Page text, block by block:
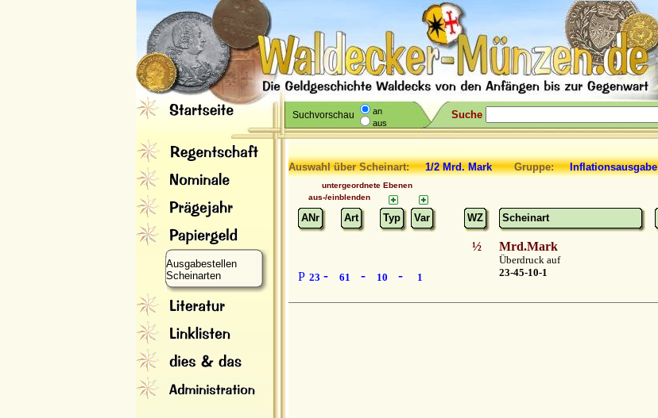
Suchvorschau
an
aus
Suche
Ausgabestellen
Scheinarten
Auswahl über Scheinart:1/2 Mrd. MarkGruppe:Inflationsausgabe
untergeordnete Ebenen
aus-/einblenden
ANr Art Typ Var WZ Scheinart
P 23 - 61 - 10 - 1
½ Mrd.Mark
Überdruck auf
23-45-10-1